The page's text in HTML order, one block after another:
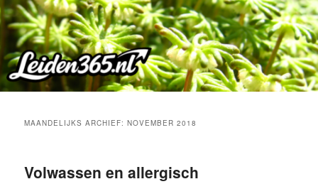
Spring
naar
primaire
inhoud
Spring
naar
secundaire
inhoud
MAANDELIJKS ARCHIEF:NOVEMBER 2018
Volwassen en allergisch